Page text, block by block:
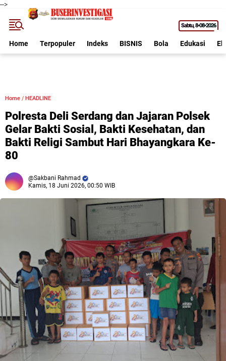
-->
Sabtu 8•08•2026
Home Terpopuler Indeks BISNIS Bola Edukasi
Home / HEADLINE
Polresta Deli Serdang dan Jajaran Polsek
Gelar Bakti Sosial, Bakti Kesehatan, dan
Bakti Religi Sambut Hari Bhayangkara Ke-
80
Sakbani Rahmad
Kamis, 18 Juni 2026, 00:50 WIB